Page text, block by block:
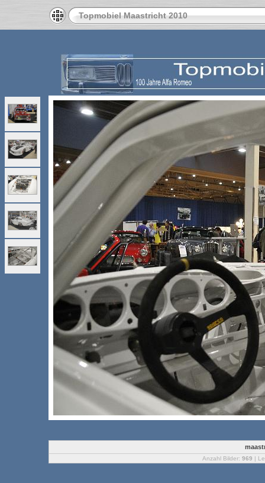
Topmobiel Maastricht 2010
Anzahl Bilder: 969 |